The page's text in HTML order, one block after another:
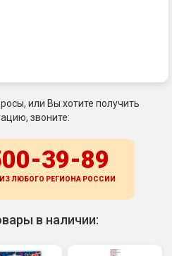
или Вы хотите получить
звоните:
39-89
ЛЮБОГО РЕГИОНА РОССИИ
в наличии: